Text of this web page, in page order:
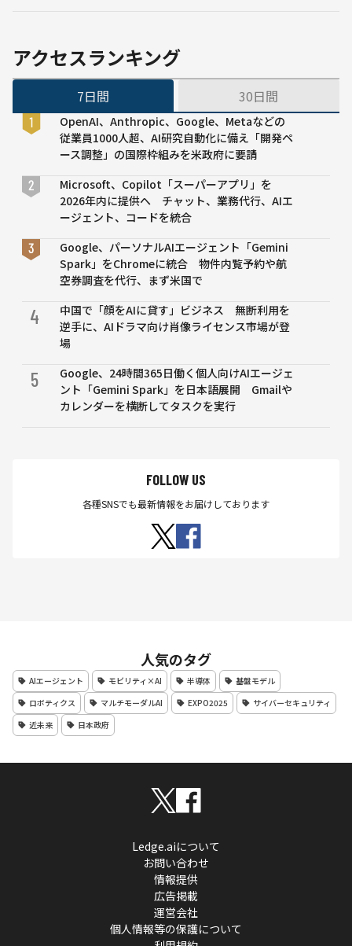
るAI
の重
PDF
中
アクセスランキング
7日間 30日間
OpenAI、Anthropic、Google、Metaなどの
従業員1000人超、AI研究自動化に備え「開発ペ
ース調整」の国際枠組みを米政府に要請
Microsoft、Copilot「スーパーアプリ」を
2026年内に提供へ チャット、業務代行、AIエ
ージェント、コードを統合
Google、パーソナルAIエージェント「Gemini
Spark」をChromeに統合 物件内覧予約や航
空券調査を代行、まず米国で
4
中国で「顔をAIに貸す」ビジネス 無断利用を
逆手に、AIドラマ向け肖像ライセンス市場が登
場
5
Google、24時間365日働く個人向けAIエージェ
ント「Gemini Spark」を日本語展開 Gmailや
カレンダーを横断してタスクを実行
FOLLOW US
各種SNSでも最新情報をお届けしております
人気のタグ
AIエージェント モビリティ×AI 半導体
基盤モデル
ロボティクス
マルチモーダルAI EXPO2025
サイバーセキュリティ
近未来
日本政府
Ledge.aiについて
お問い合わせ
情報提供
広告掲載
運営会社
個人情報等の保護について